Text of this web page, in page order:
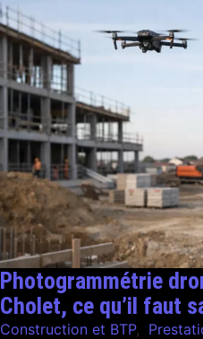
Photogrammétrie
Cholet, ce qu’il faut
Construction et BTP,